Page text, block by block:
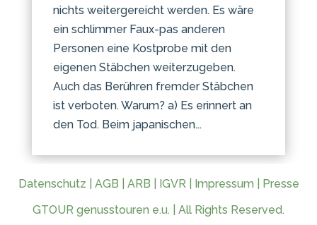
nichts weitergereicht werden. Es wäre
ein schlimmer Faux-pas anderen
Personen eine Kostprobe mit den
eigenen Stäbchen weiterzugeben.
Auch das Berühren fremder Stäbchen
ist verboten. Warum? a) Es erinnert an
den Tod. Beim japanischen...
Datenschutz AGB ARB IGVR| Impressum
Presse
GTOUR genusstouren e.u. | All Rights Reserved.